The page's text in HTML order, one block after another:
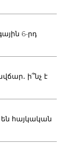
6-րդ
ի՞նչ է
են հայկական